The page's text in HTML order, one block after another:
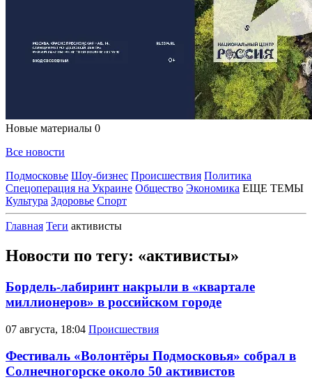
Новые материалы 0
Все новости
Подмосковье Шоу-бизнес Происшествия Политика
Спецоперация на Украине Общество Экономика ЕЩЕ ТЕМЫ
Культура Здоровье Спорт
Главная Теги активисты
Новости по тегу: «активисты»
Бордель-лабиринт накрыли в «квартале
миллионеров» в российском городе
07 августа, 18:04 Происшествия
Фестиваль «Волонтёры Подмосковья» собрал в
Солнечногорске около 50 активистов